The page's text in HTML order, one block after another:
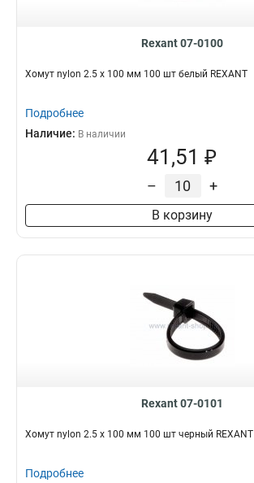
Rexant 07-0100
Хомут nylon 2.5 х 100 мм 100 шт белый REXANT
Подробнее
Наличие: В наличии
41,51 ₽
– +
В корзину
Rexant 07-0101
Хомут nylon 2.5 х 100 мм 100 шт черный REXANT
Подробнее